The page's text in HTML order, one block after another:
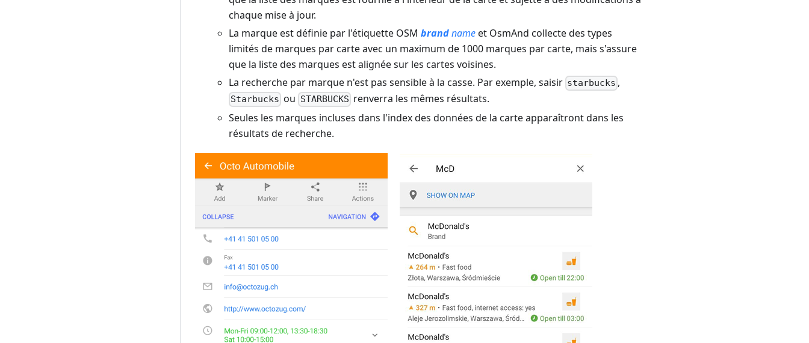
chaque mise à jour.
La marque est définie par l'étiquette OSM brandnameet OsmAnd collecte des types
limités de marques par carte avec un maximum de 1000 marques par carte, mais s'assure
que la liste des marques est alignée sur les cartes voisines.
La recherche par marque n'est pas sensible à la casse. Par exemple, saisir starbucks ,
Starbucks ou STARBUCKS renverra les mêmes résultats.
Seules les marques incluses dans l'index des données de la carte apparaîtront dans les
résultats de recherche.